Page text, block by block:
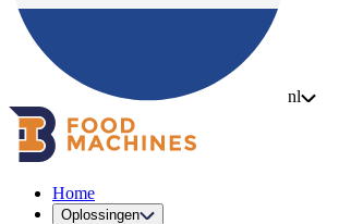
nl
Home
Oplossingen